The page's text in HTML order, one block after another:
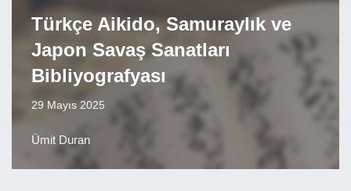
Türkçe Aikido, Samuraylık ve
Japon Savaş Sanatları
Bibliyografyası
29 Mayıs 2025
Ümit Duran